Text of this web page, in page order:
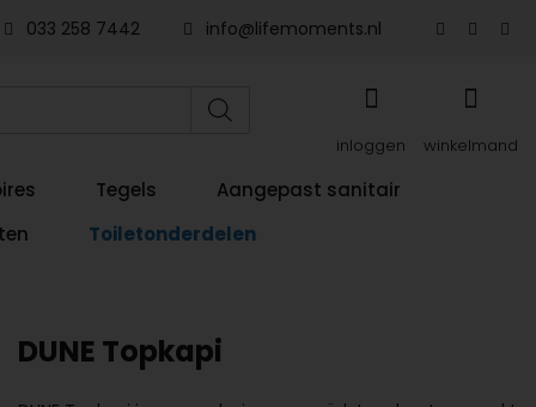
033 258 7442 info@lifemoments.nl
inloggen winkelmand
Tegels
Aangepast sanitair
Toiletonderdelen
DUNE Topkapi